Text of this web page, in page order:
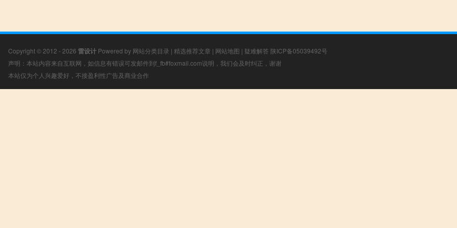
Copyright © 2012 - 2026 雷设计 Powered by 网站分类目录 | 精选推荐文章 | 网站地图 | 疑难解答 陕ICP备05039492号
声明：本站内容来自互联网，如信息有错误可发邮件到f_fb#foxmail.com说明，我们会及时纠正，谢谢
本站仅为个人兴趣爱好，不接盈利性广告及商业合作